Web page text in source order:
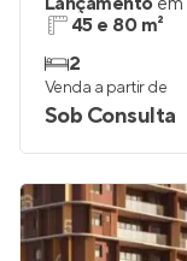
45 e 80 m²
2
Venda a partir de
Sob Consulta